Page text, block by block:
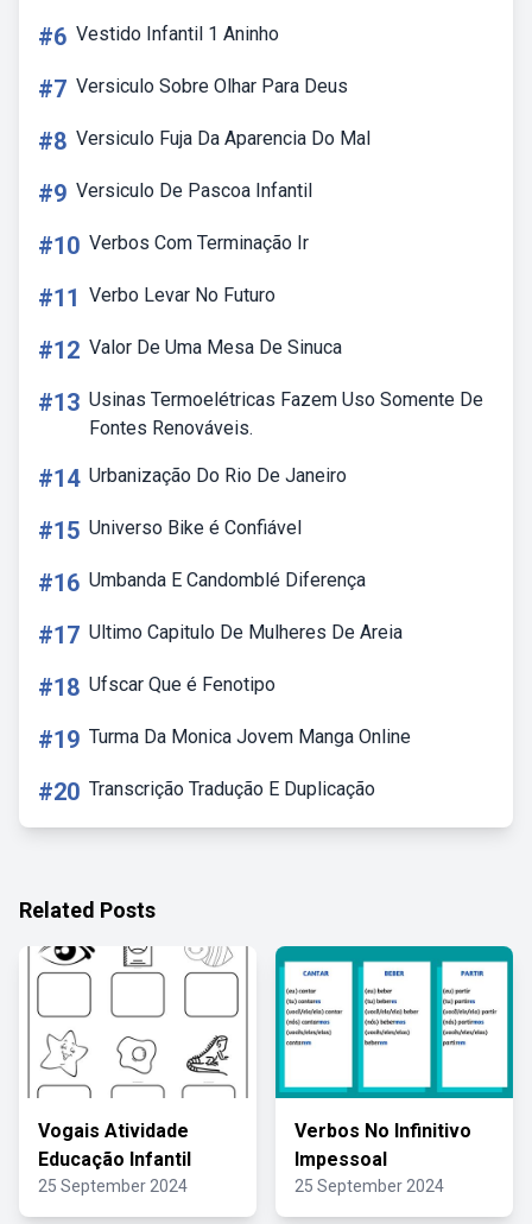
#6 Vestido Infantil 1 Aninho
#7 Versiculo Sobre Olhar Para Deus
#8 Versiculo Fuja Da Aparencia Do Mal
#9 Versiculo De Pascoa Infantil
#10 Verbos Com Terminação Ir
#11 Verbo Levar No Futuro
#12 Valor De Uma Mesa De Sinuca
#13 Usinas Termoelétricas Fazem Uso Somente De
Fontes Renováveis.
#14 Urbanização Do Rio De Janeiro
#15 Universo Bike é Confiável
#16 Umbanda E Candomblé Diferença
#17 Ultimo Capitulo De Mulheres De Areia
#18 Ufscar Que é Fenotipo
#19 Turma Da Monica Jovem Manga Online
#20 Transcrição Tradução E Duplicação
Related Posts
Vogais Atividade
Educação Infantil
25 September 2024
Verbos No Infinitivo
Impessoal
25 September 2024